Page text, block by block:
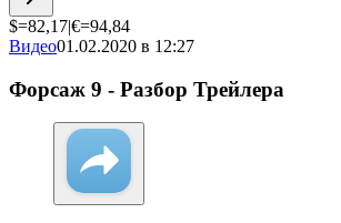
$=82,17|€=94,84
Видео01.02.2020 в 12:27
Форсаж 9 - Разбор Трейлера